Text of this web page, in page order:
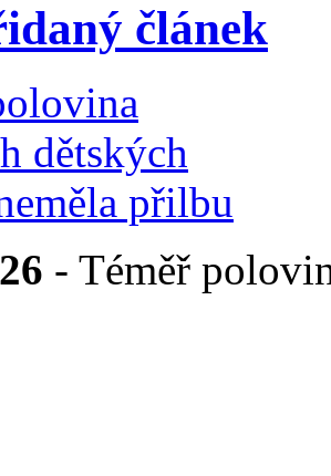
článek
- Téměř